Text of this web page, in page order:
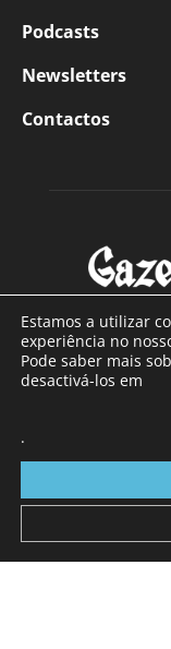
Podcasts
Newsletters
Contactos
Com sede nas
a sul de distrito
toda a região
Estamos a utilizar
experiência no
Pode saber mais
desactivá-los em
.